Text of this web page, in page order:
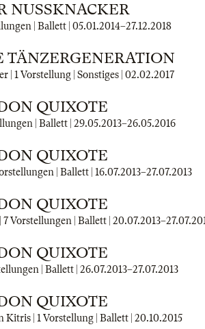
NUSSKNACKER
| Ballett | 05.01.2014–27.12.2018
TÄNZERGENERATION
| 1 Vorstellung | Sonstiges | 02.02.2017
QUIXOTE
| Ballett | 29.05.2013–26.05.2016
QUIXOTE
| Ballett | 16.07.2013–27.07.2013
QUIXOTE
Vorstellungen | Ballett | 20.07.2013–
QUIXOTE
| Ballett | 26.07.2013–27.07.2013
QUIXOTE
| 1 Vorstellung | Ballett | 20.10.2015